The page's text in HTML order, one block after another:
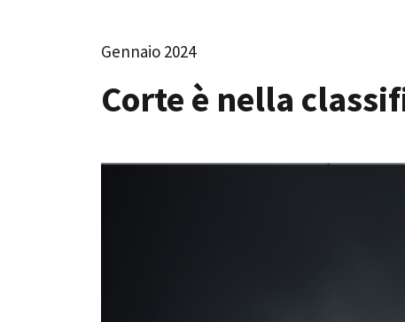
Gennaio 2024
Corte è nella